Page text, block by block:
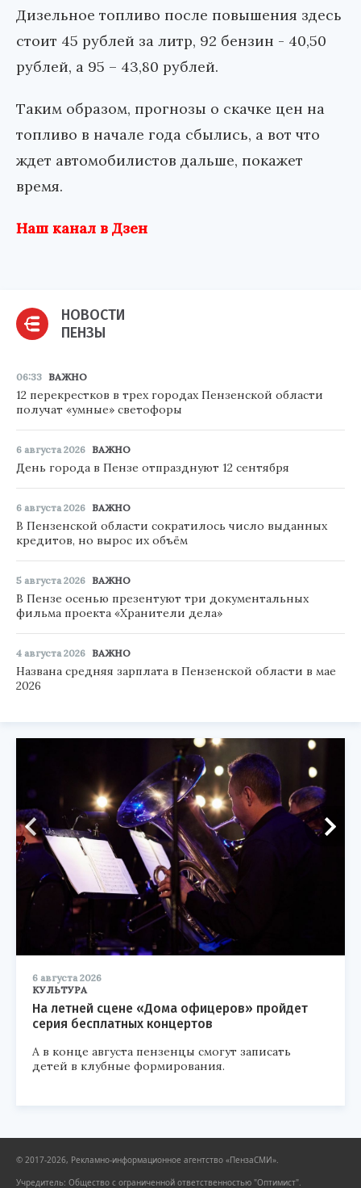
Дизельное топливо после повышения здесь
стоит 45 рублей за литр, 92 бензин - 40,50
рублей, а 95 – 43,80 рублей.
Таким образом, прогнозы о скачке цен на
топливо в начале года сбылись, а вот что
ждет автомобилистов дальше, покажет
время.
Наш канал в Дзен
НОВОСТИ
ПЕНЗЫ
06:33 ВАЖНО
12 перекрестков в трех городах Пензенской области
получат «умные» светофоры
6 августа 2026 ВАЖНО
День города в Пензе отпразднуют 12 сентября
6 августа 2026 ВАЖНО
В Пензенской области сократилось число выданных
кредитов, но вырос их объём
5 августа 2026 ВАЖНО
В Пензе осенью презентуют три документальных
фильма проекта «Хранители дела»
4 августа 2026 ВАЖНО
Названа средняя зарплата в Пензенской области в мае
2026
6 августа 2026
КУЛЬТУРА
На летней сцене «Дома офицеров» пройдет
серия бесплатных концертов
А в конце августа пензенцы смогут записать
детей в клубные формирования.
© 2017-2026, Рекламно-информационное агентство «ПензаСМИ».
Учредитель: Общество с ограниченной ответственностью "Оптимист".